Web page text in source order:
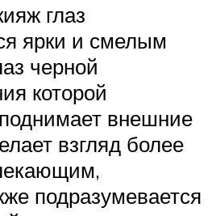
глаз
ярки и смелым
черной
которой
внешние
взгляд более
подразумевается